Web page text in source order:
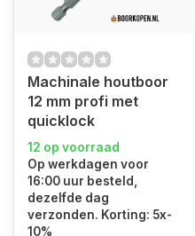
Machinale houtboor
12 mm profi met
quicklock
12 op voorraad
Op werkdagen voor
16:00 uur besteld,
dezelfde dag
verzonden. Korting: 5x-
10%